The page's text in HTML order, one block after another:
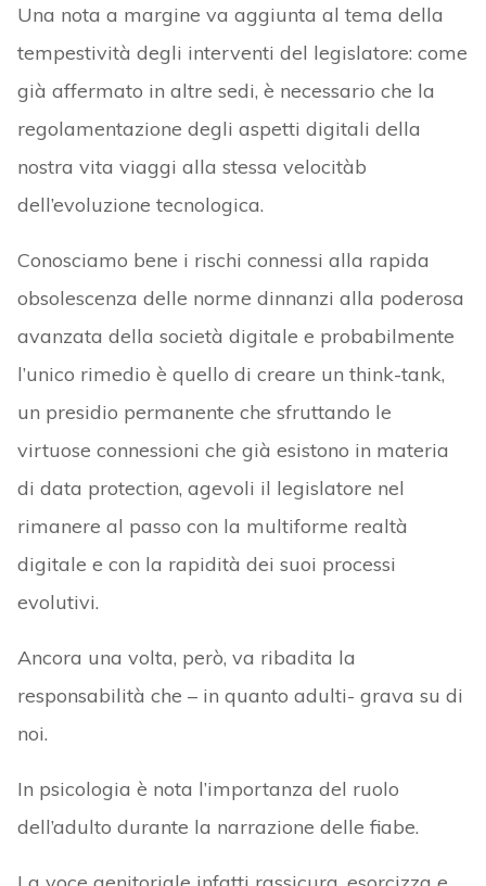
Una nota a margine va aggiunta al tema della
tempestività degli interventi del legislatore: come
già affermato in altre sedi, è necessario che la
regolamentazione degli aspetti digitali della
nostra vita viaggi alla stessa velocitàb
dell’evoluzione tecnologica.
Conosciamo bene i rischi connessi alla rapida
obsolescenza delle norme dinnanzi alla poderosa
avanzata della società digitale e probabilmente
l’unico rimedio è quello di creare un think-tank,
un presidio permanente che sfruttando le
virtuose connessioni che già esistono in materia
di data protection, agevoli il legislatore nel
rimanere al passo con la multiforme realtà
digitale e con la rapidità dei suoi processi
evolutivi.
Ancora una volta, però, va ribadita la
responsabilità che – in quanto adulti- grava su di
noi.
In psicologia è nota l’importanza del ruolo
dell’adulto durante la narrazione delle fiabe.